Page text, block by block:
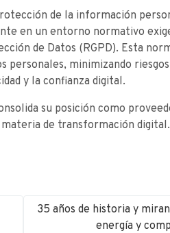
de la información
en un entorno normativo
de Datos (RGPD). Esta
minimizando
y la confianza digital.
su posición como
de transformación digital.
35 años de historia y
energía y